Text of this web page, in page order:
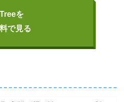
Treeを
で見る